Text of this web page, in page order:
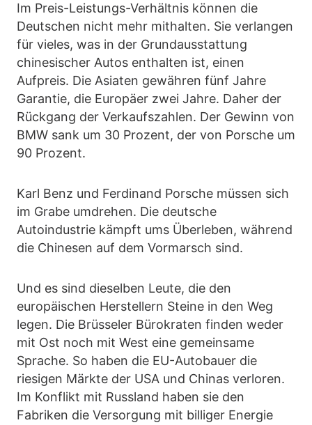
Im Preis-Leistungs-Verhältnis können die
Deutschen nicht mehr mithalten. Sie verlangen
für vieles, was in der Grundausstattung
chinesischer Autos enthalten ist, einen
Aufpreis. Die Asiaten gewähren fünf Jahre
Garantie, die Europäer zwei Jahre. Daher der
Rückgang der Verkaufszahlen. Der Gewinn von
BMW sank um 30 Prozent, der von Porsche um
90 Prozent.
Karl Benz und Ferdinand Porsche müssen sich
im Grabe umdrehen. Die deutsche
Autoindustrie kämpft ums Überleben, während
die Chinesen auf dem Vormarsch sind.
Und es sind dieselben Leute, die den
europäischen Herstellern Steine in den Weg
legen. Die Brüsseler Bürokraten finden weder
mit Ost noch mit West eine gemeinsame
Sprache. So haben die EU-Autobauer die
riesigen Märkte der USA und Chinas verloren.
Im Konflikt mit Russland haben sie den
Fabriken die Versorgung mit billiger Energie